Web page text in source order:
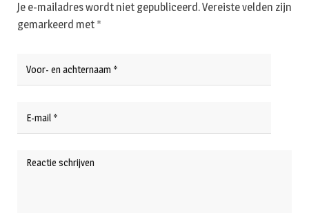
Je e-mailadres wordt niet gepubliceerd.Vereiste velden zijn
gemarkeerd met *